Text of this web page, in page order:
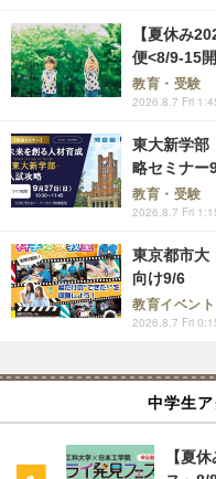
【夏休み
便<8/9-15
教育・受験
2026.8.7 Fri
東大新学
略セミナー
教育・受験
2026.8.7 Fri
東京都市大
向け9/6
教育イベント
2026.8.7 Fri
中学生
【夏